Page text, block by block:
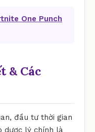
One Punch
& Các
đầu tư thời gian
dược lý chính là